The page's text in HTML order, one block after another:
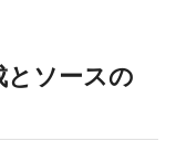
ソースの